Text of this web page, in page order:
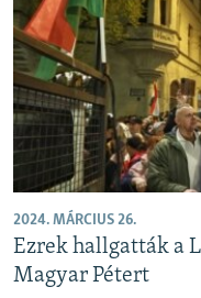
2024. MÁRCIUS 26.
Ezrek hallgatták a
Magyar Pétert